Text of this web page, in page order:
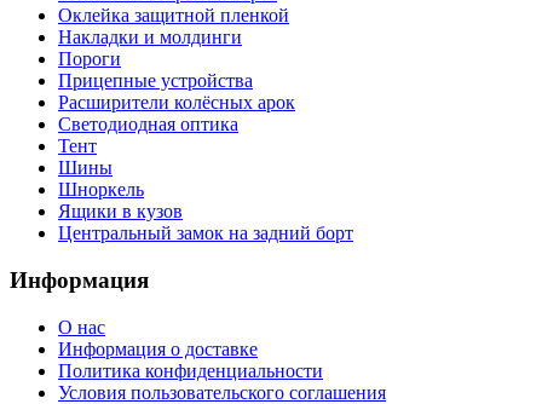
Оклейка защитной пленкой
Накладки и молдинги
Пороги
Прицепные устройства
Расширители колёсных арок
Светодиодная оптика
Тент
Шины
Шноркель
Ящики в кузов
Центральный замок на задний борт
Информация
О нас
Информация о доставке
Политика конфиденциальности
Условия пользовательского соглашения